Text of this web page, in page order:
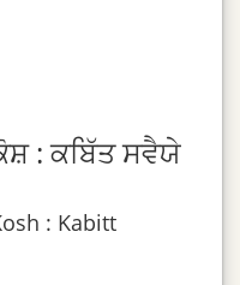
: ਕਬਿੱਤ ਸਵੈਯੇ
: Kabitt